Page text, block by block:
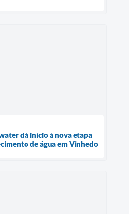
dá início à nova etapa
de água em Vinhedo